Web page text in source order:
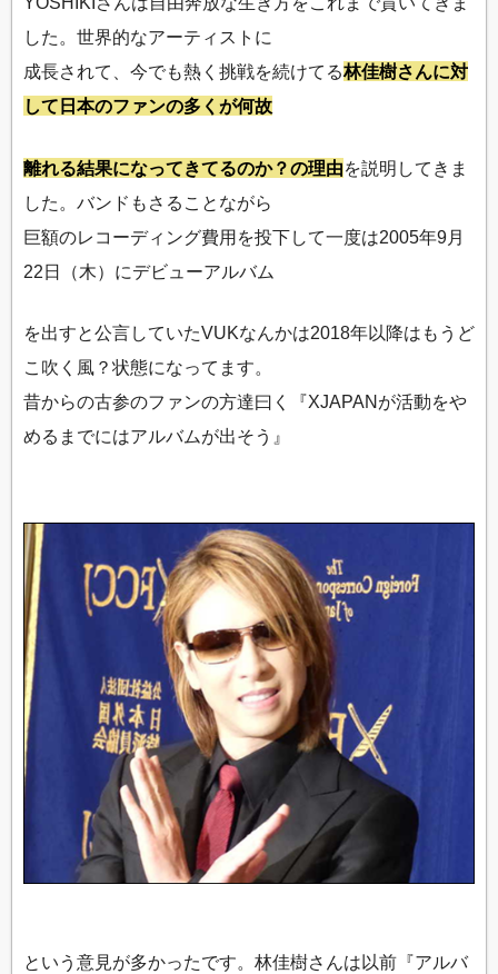
した。世界的なアーティストに
成長されて、今でも熱く挑戦を続けてる林佳樹さんに対
して日本のファンの多くが何故
離れる結果になってきてるのか？の理由を説明してきま
した。バンドもさることながら
巨額のレコーディング費用を投下して一度は2005年9月
22日（木）にデビューアルバム
を出すと公言していたVUKなんかは2018年以降はもうど
こ吹く風？状態になってます。
昔からの古参のファンの方達曰く『XJAPANが活動をや
めるまでにはアルバムが出そう』
という意見が多かったです。林佳樹さんは以前『アルバ